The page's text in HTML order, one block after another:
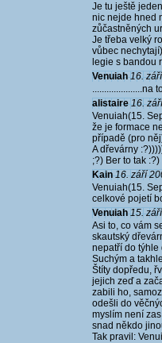
Je tu ještě
nic nejde hned
zůčastněných
Je třeba velký
vůbec
legie s bandou
Venuiah 16.
.....................na
alistaire 16.
Venuiah(15.
že je formace
případě (pro
A dřevárny
;?) Ber to tak :?)
Kain 16. září
Venuiah(15.
celkové pojetí
Venuiah 15.
Asi to, co vám
skautský
nepatří do týhle
Suchým a
Štíty dopředu,
jejich zeď a
zabili ho,
odešli do
myslím není
snad někdo
Tak pravil: